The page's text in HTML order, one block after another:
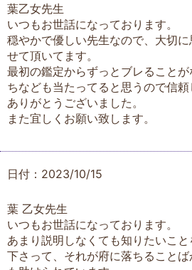
葉乙女先生
いつもお世話になっております。
穏やかで優しい先生なので、大切
せて頂いてます。
最初の鑑定からずっとブレること
ちなども当たってると思うので信頼
ありがとうございました。
また宜しくお願い致します。
日付：2023/10/15
葉 乙女先生
いつもお世話になっております。
あまり説明しなくても知りたいこ
下さって、それが府に落ちること